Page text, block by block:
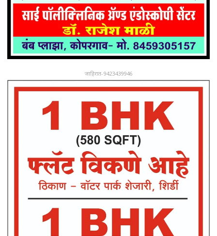
जाहिरात-9423439946